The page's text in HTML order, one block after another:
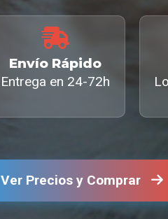
Envío Rápido
Entrega en 24-72h
Ver Precios y Comprar